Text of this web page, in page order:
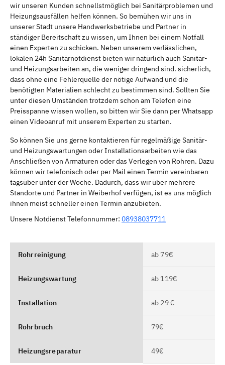
wir unseren Kunden schnellstmöglich bei Sanitärproblemen und
Heizungsausfällen helfen können. So bemühen wir uns in
unserer Stadt unsere Handwerksbetriebe und Partner in
ständiger Bereitschaft zu wissen, um Ihnen bei einem Notfall
einen Experten zu schicken. Neben unserem verlässlichen,
lokalen 24h Sanitärnotdienst bieten wir natürlich auch Sanitär-
und Heizungsarbeiten an, die weniger dringend sind. sicherlich,
dass ohne eine Fehlerquelle der nötige Aufwand und die
benötigten Materialien schlecht zu bestimmen sind. Sollten Sie
unter diesen Umständen trotzdem schon am Telefon eine
Preisspanne wissen wollen, so bitten wir Sie dann per Whatsapp
einen Videoanruf mit unserem Experten zu starten.
So können Sie uns gerne kontaktieren für regelmäßige Sanitär-
und Heizungswartungen oder Installationsarbeiten wie das
Anschließen von Armaturen oder das Verlegen von Rohren. Dazu
können wir telefonisch oder per Mail einen Termin vereinbaren
tagsüber unter der Woche. Dadurch, dass wir über mehrere
Standorte und Partner in Weiberhof verfügen, ist es uns möglich
ihnen meist schneller einen Termin anzubieten.
Unsere Notdienst Telefonnummer: 08938037711
Rohrreinigung ab 79€
Heizungswartung ab 119€
Installation ab 29 €
Rohrbruch 79€
Heizungsreparatur 49€